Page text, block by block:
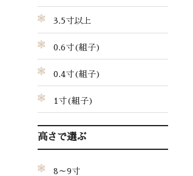
3.5寸以上
0.6寸(組子)
0.4寸(組子)
1寸(組子)
高さで選ぶ
8～9寸